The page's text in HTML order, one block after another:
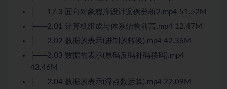
├──17.3 面向对象程序设计案例分析2.mp4 51.52M
├──2.01 计算机组成与体系结构前言.mp4 12.47M
├──2.02 数据的表示(进制的转换).mp4 42.36M
├──2.03 数据的表示(原码反码补码移码).mp4
43.46M
├──2.04 数据的表示(浮点数运算).mp4 22.09M